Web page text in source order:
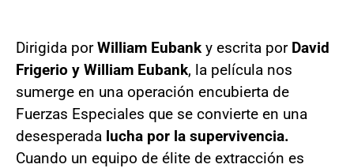
Dirigida porWilliam Eubank y escrita por David
Frigerio y William Eubank, la película nos
sumerge en una operación encubierta de
Fuerzas Especiales que se convierte en una
desesperada lucha por la supervivencia.
Cuando un equipo de élite de extracción es